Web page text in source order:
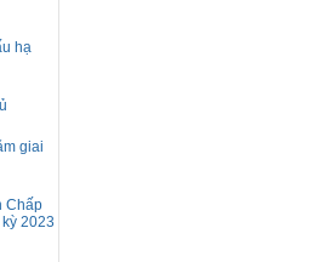
hạ
giai
Chấp
2023